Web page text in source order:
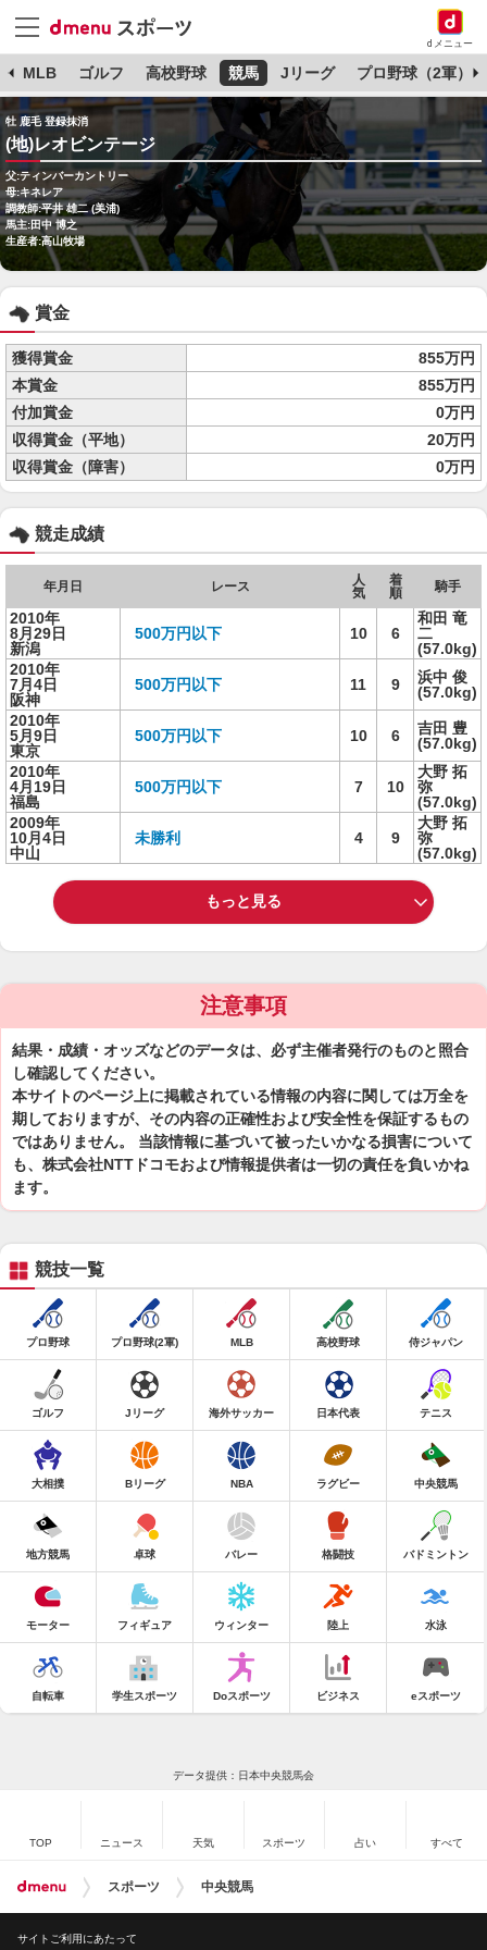
dメニュー
MLB ゴルフ 高校野球 競馬 Jリーグ プロ野球（2軍）
牡 鹿毛 登録抹消
(地)レオビンテージ
父:ティンバーカントリー
母:キネレア
調教師:平井 雄二 (美浦)
馬主:田中 博之
生産者:高山牧場
賞金
獲得賞金
855万円
本賞金
855万円
付加賞金
0万円
収得賞金（平地）
20万円
収得賞金（障害）
0万円
競走成績
年月日 レース
人
気
着
順
騎手
2010年
8月29日
新潟
500万円以下 10 6
和田 竜
二
(57.0kg)
2010年
7月4日
阪神
500万円以下 11 9
浜中 俊
(57.0kg)
2010年
5月9日
東京
500万円以下 10 6
吉田 豊
(57.0kg)
2010年
4月19日
福島
500万円以下 7 10
大野 拓
弥
(57.0kg)
2009年
10月4日
中山
未勝利 4 9
大野 拓
弥
(57.0kg)
もっと見る
注意事項
結果・成績・オッズなどのデータは、必ず主催者発行のものと照合
し確認してください。
本サイトのページ上に掲載されている情報の内容に関しては万全を
期しておりますが、その内容の正確性および安全性を保証するもの
ではありません。 当該情報に基づいて被ったいかなる損害について
も、株式会社NTTドコモおよび情報提供者は一切の責任を負いかね
ます。
競技一覧
プロ野球 プロ野球(2軍) MLB 高校野球 侍ジャパン
ゴルフ Jリーグ 海外サッカー 日本代表 テニス
大相撲 Bリーグ NBA ラグビー 中央競馬
地方競馬 卓球 バレー 格闘技 バドミントン
モーター フィギュア ウィンター 陸上 水泳
自転車 学生スポーツ Doスポーツ ビジネス eスポーツ
データ提供：日本中央競馬会
TOP ニュース 天気 スポーツ 占い すべて
スポーツ 中央競馬
サイトご利用にあたって